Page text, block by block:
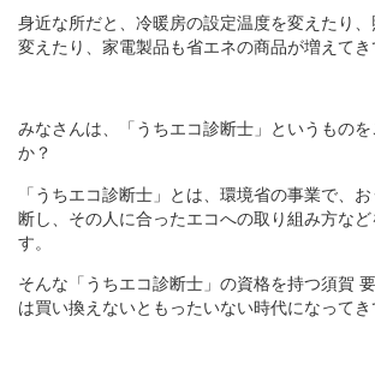
身近な所だと、冷暖房の設定温度を変えたり、
変えたり、家電製品も省エネの商品が増えてき
みなさんは、「うちエコ診断士」というものを
か？
「うちエコ診断士」とは、環境省の事業で、
断し、その人に合ったエコへの取り組み方な
す。
そんな「うちエコ診断士」の資格を持つ須賀
は買い換えないともったいない時代になってき